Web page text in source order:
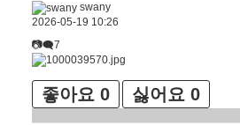
swany
2026-05-19 10:26
📷🗨7
좋아요 0 싫어요 0